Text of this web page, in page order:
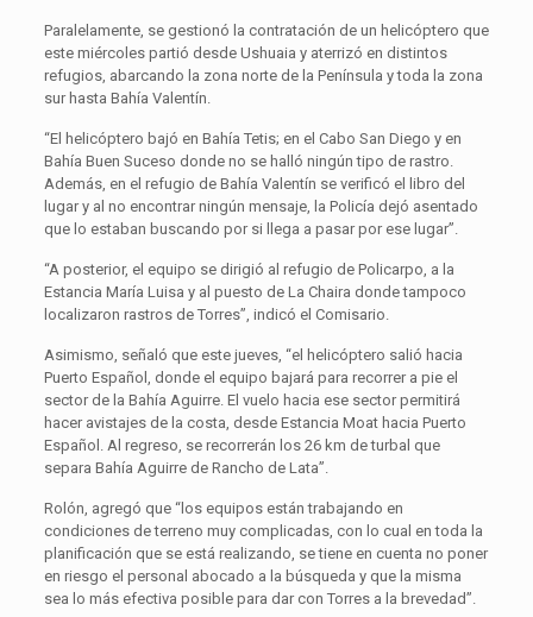
Paralelamente, se gestionó la contratación de un helicóptero que
este miércoles partió desde Ushuaia y aterrizó en distintos
refugios, abarcando la zona norte de la Península y toda la zona
sur hasta Bahía Valentín.
“El helicóptero bajó en Bahía Tetis; en el Cabo San Diego y en
Bahía Buen Suceso donde no se halló ningún tipo de rastro.
Además, en el refugio de Bahía Valentín se verificó el libro del
lugar y al no encontrar ningún mensaje, la Policía dejó asentado
que lo estaban buscando por si llega a pasar por ese lugar”.
“A posterior, el equipo se dirigió al refugio de Policarpo, a la
Estancia María Luisa y al puesto de La Chaira donde tampoco
localizaron rastros de Torres”, indicó el Comisario.
Asimismo, señaló que este jueves, “el helicóptero salió hacia
Puerto Español, donde el equipo bajará para recorrer a pie el
sector de la Bahía Aguirre. El vuelo hacia ese sector permitirá
hacer avistajes de la costa, desde Estancia Moat hacia Puerto
Español. Al regreso, se recorrerán los 26 km de turbal que
separa Bahía Aguirre de Rancho de Lata”.
Rolón, agregó que “los equipos están trabajando en
condiciones de terreno muy complicadas, con lo cual en toda la
planificación que se está realizando, se tiene en cuenta no poner
en riesgo el personal abocado a la búsqueda y que la misma
sea lo más efectiva posible para dar con Torres a la brevedad”.